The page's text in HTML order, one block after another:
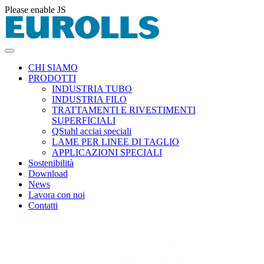
Please enable JS
CHI SIAMO
PRODOTTI
INDUSTRIA TUBO
INDUSTRIA FILO
TRATTAMENTI E RIVESTIMENTI
SUPERFICIALI
QStahl acciai speciali
LAME PER LINEE DI TAGLIO
APPLICAZIONI SPECIALI
Sostenibilità
Download
News
Lavora con noi
Contatti